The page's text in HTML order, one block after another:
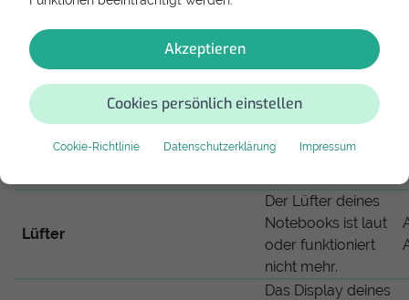
Akzeptieren
Cookies persönlich einstellen
Cookie-Richtlinie Datenschutzerklärung Impressum
Reinigung
Dein Laptop ist laut
oder wird schnell
zu warm. Meistens
hilft hier eine
Wärmeleitpaste-
Lüfter
Der Lüfter deines
Notebooks ist laut
oder funktioniert
nicht mehr.
Das Display deines